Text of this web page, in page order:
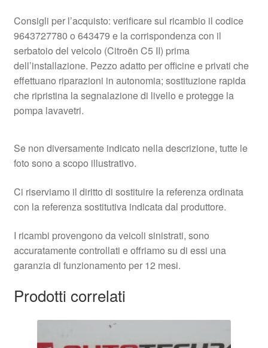
Consigli per l’acquisto: verificare sul ricambio il codice
9643727780 o 643479 e la corrispondenza con il
serbatoio del veicolo (Citroën C5 II) prima
dell’installazione. Pezzo adatto per officine e privati che
effettuano riparazioni in autonomia; sostituzione rapida
che ripristina la segnalazione di livello e protegge la
pompa lavavetri.
Se non diversamente indicato nella descrizione, tutte le
foto sono a scopo illustrativo.
Ci riserviamo il diritto di sostituire la referenza ordinata
con la referenza sostitutiva indicata dal produttore.
I ricambi provengono da veicoli sinistrati, sono
accuratamente controllati e offriamo su di essi una
garanzia di funzionamento per 12 mesi.
Prodotti correlati